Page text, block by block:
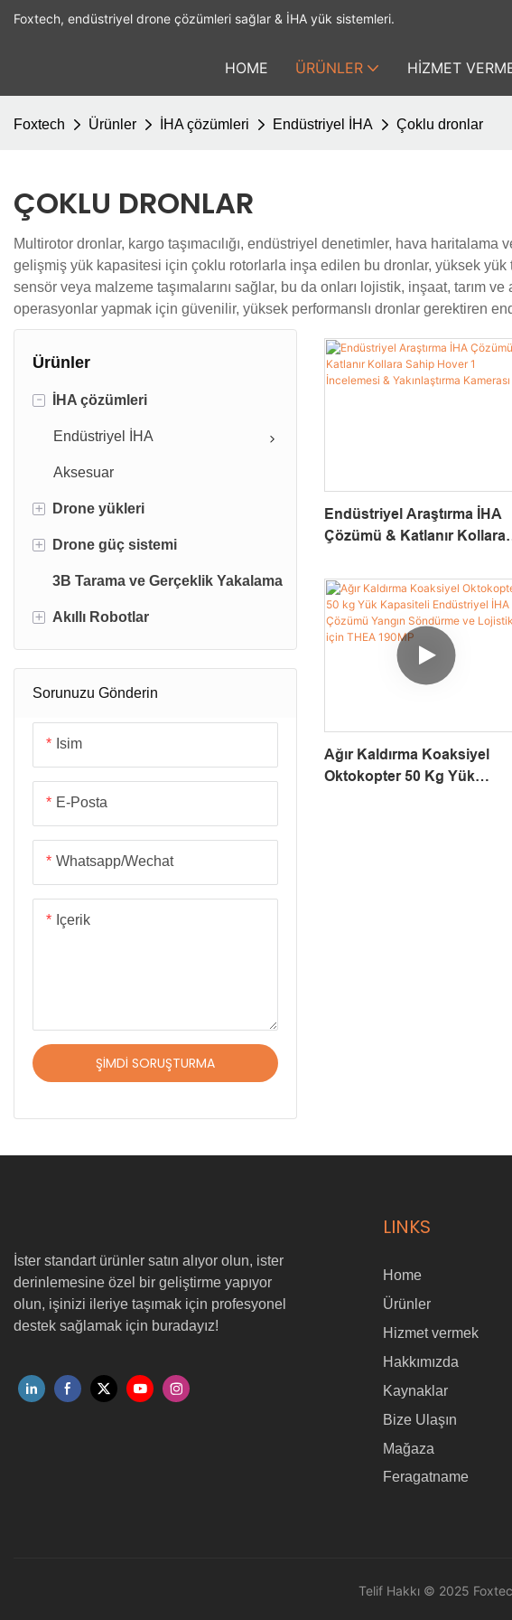
Foxtech, endüstriyel drone çözümleri sağlar & İHA yük sistemleri.
HOME ÜRÜNLER HIZMET
Foxtech Ürünler İHA çözümleri Endüstriyel İHA Çoklu dronlar
ÇOKLU DRONLAR
Multirotor dronlar, kargo taşımacılığı, endüstriyel denetimler, hava haritalama
gelişmiş yük kapasitesi için çoklu rotorlarla inşa edilen bu dronlar, yüksek yük
sensör veya malzeme taşımalarını sağlar, bu da onları lojistik, inşaat, tarım
operasyonlar yapmak için güvenilir, yüksek performanslı dronlar gerektiren
Ürünler
-
İHA çözümleri
Endüstriyel İHA
Aksesuar
+ Drone yükleri
DJI yükleri
Drone temizleme sistemi
Drone vinç
Drone robotik kolu
Drone su örnekleyicisi
Kamera & Verici Sistemleri
+ Drone güç sistemi
İHA pilleri
Kablolu Drone Güç Kaynağı
3B Tarama ve Gerçeklik Yakalama
+ Akıllı Robotlar
Endüstriyel Robotlar
Taşıma robotları
Güneş Paneli Temizleme Robotu
Becerikli El
Robotik Platformlar & Şasi
Sorunuzu Gönderin
Isim
E-Posta
Whatsapp/wechat
Içerik
ŞIMDI SORUŞTURMA
Endüstriyel Araştırma İHA
Çözümü & Katlanır Kollara
Yakınlaştırma Kamerası
Ağır Kaldırma Koaksiyel
Oktokopter 50 Kg Yük
İster standart ürünler satın alıyor olun, ister
derinlemesine özel bir geliştirme yapıyor
olun, işinizi ileriye taşımak için profesyonel
destek sağlamak için buradayız!
LINKS
Home
Ürünler
Hizmet vermek
Hakkımızda
Kaynaklar
Bize Ulaşın
Mağaza
Feragatname
Telif Hakkı © 2025